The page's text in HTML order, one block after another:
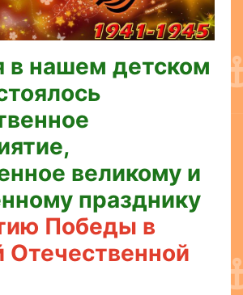
в нашем детском
великому и
празднику
Победы в
Отечественной